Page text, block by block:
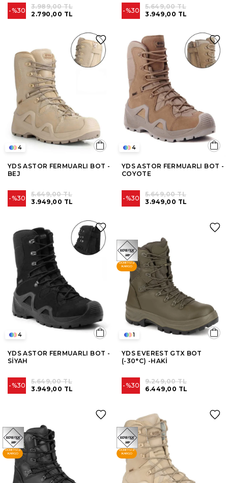
%30 2.790,00 TL
3.989,00 TL
%30 3.949,00 TL
5.649,00 TL
YDS ASTOR FERMUARLI BOT -
BEJ
%30 3.949,00 TL
5.649,00 TL
4
YDS ASTOR FERMUARLI BOT -
COYOTE
%30 3.949,00 TL
5.649,00 TL
4
YDS ASTOR FERMUARLI BOT -
SİYAH
%30 3.949,00 TL
5.649,00 TL
4
YDS EVEREST GTX BOT
(-30°C) -HAKİ
%30 6.449,00 TL
9.249,00 TL
1
ÜCRETSIZ
KARGO
ÜCRETSIZ
KARGO
ÜCRETSIZ
KARGO